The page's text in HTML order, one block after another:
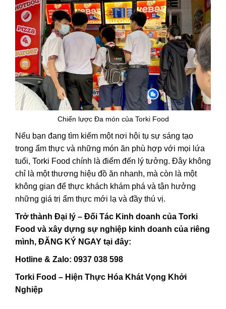
Chiến lược Đa món của Torki Food
Nếu bạn đang tìm kiếm một nơi hội tụ sự sáng tạo
trong ẩm thực và những món ăn phù hợp với mọi lứa
tuổi, Torki Food chính là điểm đến lý tưởng. Đây không
chỉ là một thương hiệu đồ ăn nhanh, mà còn là một
không gian để thực khách khám phá và tận hưởng
những giá trị ẩm thực mới lạ và đầy thú vị.
Trở thành Đại lý – Đối Tác Kinh doanh của Torki
Food và xây dựng sự nghiệp kinh doanh của riêng
mình, ĐĂNG KÝ NGAY tại đây:
Hotline & Zalo: 0937 038 598
Torki Food – Hiện Thực Hóa Khát Vọng Khởi
Nghiệp